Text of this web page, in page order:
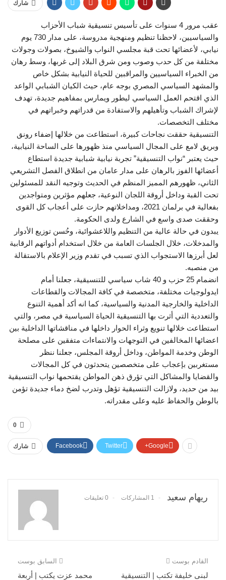
شارك
عقب مرور 4 سنوات على تأسيس تنسيقية شباب الأحزاب
والسياسيين، لاحظنا تنظيم ومنهجية مدروسة، على مدار 730 يوم
نيابي، لأعضائها تحت قبة مجلسي النواب والشيوخ، بصولات وجولات
مختلفة من كل حدب وصوب ومن شرق البلاد إلى غربها، وسط رهان
من الخبراء السياسيين والمراقبين للحياة النيابية بشكل خاص
والمشهد السياسي المصري بوجه عام، حيث الكيان الشبابي الواعد
الذي اقتحم العمل السياسي ليطور ويمارس بمفاهيم جديدة، تهدف
لإشراك الشباب وتأهيلهم والاستفادة من قدراتهم وخبراتهم في
مختلف التخصصات.
التنسيقية حققت نجاحات كبيرة، استطاعت من خلالها إضفاء رونق
وبريق لامع على المجال السياسي منذ ظهورها على الساحة النيابية،
حيث يعتبر “نواب التنسيقية” تجربة نيابية شبابية جديدة استطاع
أعضائها الفوز بالرهان على مدار عامان من انطلاق الفصل التشريعي
الثاني، ظهورهم المميز المنظم في الحديث وتوجيه النقد للمسئولين
تحت القبة وداخل أروقة اللجان النوعية، جعلهم مؤثرين ومتواجدين
بفعالية في برلمان 2021، ومداخلاتهم حازت على أعجاب كل القوى
وحققت صدى واسع في الشارع ولدى الحكومة.
يبدون في حالة عالية من التنظيم واللاعشوائية، وحُسن توزيع الأدوار
والمدخلات، خلال الجلسات العامة من خلال استخدام أدواتهم الرقابية
لعل أبرزها الاستجواب الذي تسبب في تقدم وزير الإعلام بالاستقالة
من منصبه.
انضمام 25 حزب و 40 شاب سياسي للتنسيقية، جعلنا أمام
ايدولوجيات مختلفة، متخصصة في كافة المجالات والقطاعات
الداخلية والخارجية المدنية والسياسية، كما انه أكد أهمية التنوع
والتعددية التي أثرت بها التنسيقية الحياة السياسية في مصر، والتي
استطاعت خلالها تنويع وثراء الحوار داخلها في مناقشاتها الداخلية بين
اعضائها المخالفين في التوجهات والانتماءات متفقين على مصلحة
الوطن وخدمة المواطن، وداخل أروقة المجلس، جعلنا ننظر
مستغربين بإعجاب على متخصصين يتحدثون في كل المجالات
والقضايا والمشاكل التي تؤرق ذهن المواطن يقتحمها نواب التنسيقية
بيد من حديد، ولازالت التنسيقية تؤهل وتدرب لضخ دماء جديدة تؤمن
بالوطن والحفاظ عليه وعلى مقدراته.
0
شارك Facebook Twitter Google+
ريهام سعيد 1 المشاركات 0 تعليقات
السابق بوست
محمد عزت يكتب | أربعة
القادم بوست
لبنى خليفة تكتب | التنسيقية